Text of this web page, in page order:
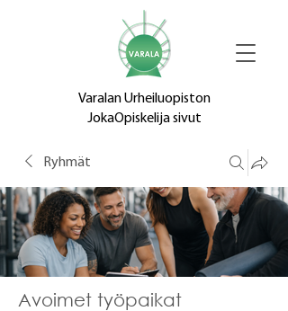
Varalan Urheiluopiston
JokaOpiskelija sivut
Ryhmät
Avoimet työpaikat